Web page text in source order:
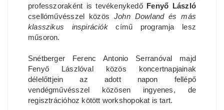
professzoraként is tevékenykedő Fenyő László
csellóművésszel közös John Dowland és más
klasszikus inspirációkcímű programja lesz
műsoron.
Snétberger Ferenc Antonio Serranóval majd
Fenyő Lászlóval közös koncertnapjainak
délelőttjein az adott napon fellépő
vendégművésszel közösen ingyenes, de
regisztrációhoz kötött workshopokat is tart.